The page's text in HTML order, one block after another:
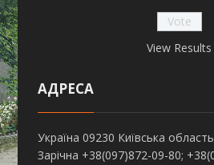
View Results
АДРЕСА
Україна 09230 Київська
Зарічна +38(097)872-09-80;